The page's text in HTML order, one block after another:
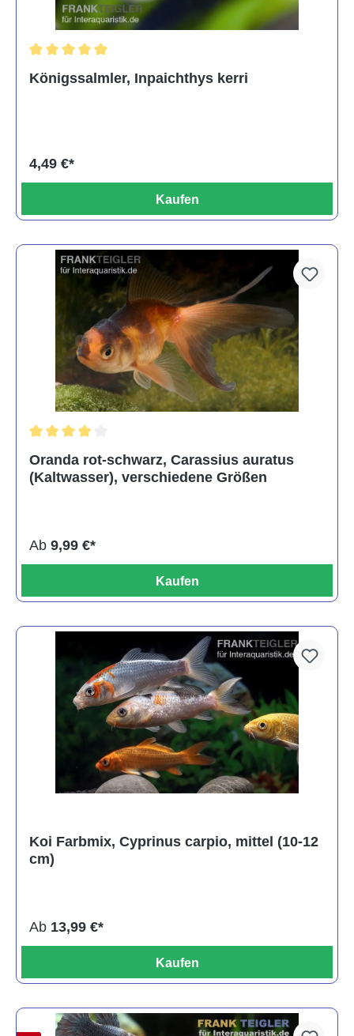
Königssalmler, Inpaichthys kerri
4,49 €*
Kaufen
Oranda rot-schwarz, Carassius auratus
(Kaltwasser), verschiedene Größen
Ab 9,99 €*
Kaufen
Koi Farbmix, Cyprinus carpio, mittel (10-12
cm)
Ab 13,99 €*
Kaufen